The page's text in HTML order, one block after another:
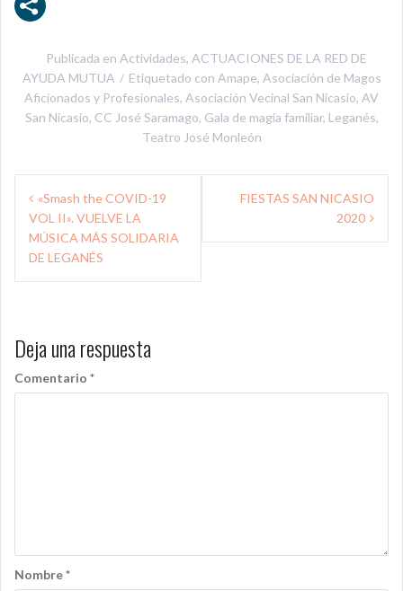
Publicada en Actividades, ACTUACIONES DE LA RED DE
AYUDA MUTUA
Etiquetado con Amape, Asociación de Magos
Aficionados y Profesionales, Asociación Vecinal San Nicasio, AV
San Nicasio, CC José Saramago, Gala de magia familiar, Leganés,
Teatro José Monleón
Navegación
de
entradas
«Smash the COVID-19
VOL II». VUELVE LA
MÚSICA MÁS SOLIDARIA
DE LEGANÉS
FIESTAS SAN NICASIO
2020
Deja una respuesta
Comentario *
Nombre*